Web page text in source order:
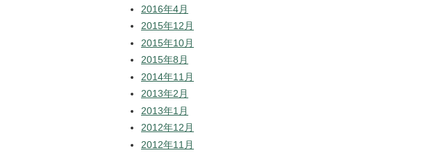
2016年4月
2015年12月
2015年10月
2015年8月
2014年11月
2013年2月
2013年1月
2012年12月
2012年11月